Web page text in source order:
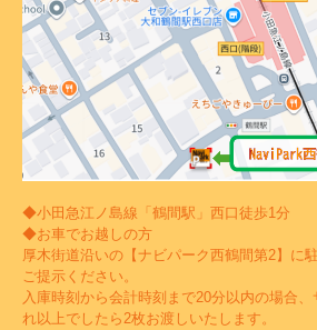
◆小田急江ノ島線「鶴間駅」西口徒歩1分
◆お車でお越しの方
厚木街道沿いの【ナビパーク西鶴間第2】に
ご提示ください。
入庫時刻から会計時刻まで20分以内の場合
れ以上でしたら2枚お渡しいたします。